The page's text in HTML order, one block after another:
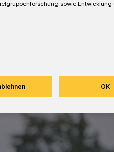
sowie Entwicklung
OK